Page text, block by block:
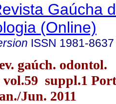
Gaúcha
(Online)
ISSN 1981-8637
gaúch. odontol.
suppl.1
Jun. 2011